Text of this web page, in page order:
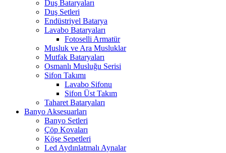
Duş Bataryaları
Duş Setleri
Endüstriyel Batarya
Lavabo Bataryaları
Fotoselli Armatür
Musluk ve Ara Musluklar
Mutfak Bataryaları
Osmanlı Musluğu Serisi
Sifon Takımı
Lavabo Sifonu
Sifon Üst Takım
Taharet Bataryaları
Banyo Aksesuarları
Banyo Setleri
Çöp Kovaları
Köşe Sepetleri
Led Aydınlatmalı Aynalar